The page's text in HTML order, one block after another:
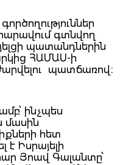
գտնվող
պատանդներին
​​ՀԱՄԱՍ-ի
պատճառով։
ինչպես
մասին
հետ
Իսրայելի
Յոավ Գալանտը՝